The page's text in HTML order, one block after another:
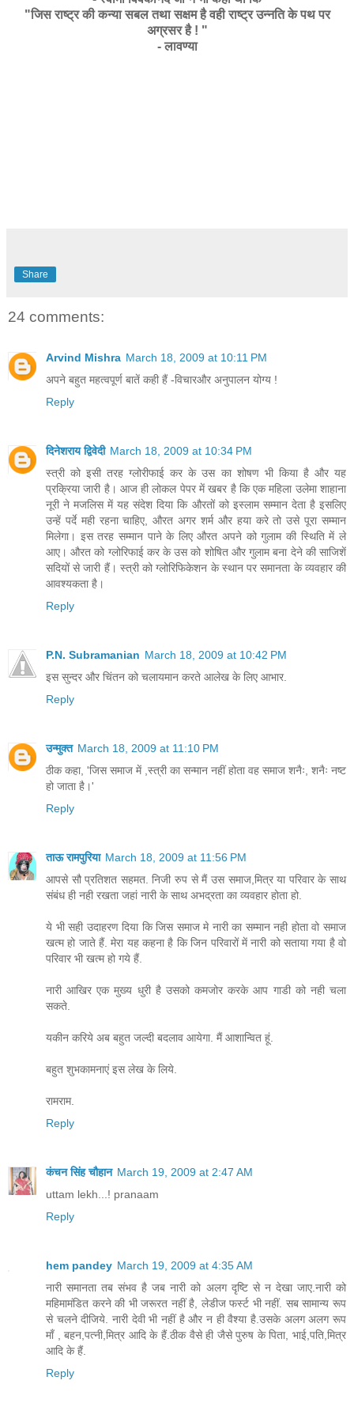
"जिस राष्ट्र की कन्या सबल तथा सक्षम है वही राष्ट्र उन्नति के पथ पर
अग्रसर है ! "
- लावण्या
Share
24 comments:
Arvind Mishra March 18, 2009 at 10:11 PM
अपने बहुत महत्वपूर्ण बातें कही हैं -विचारऔर अनुपालन योग्य !
Reply
दिनेशराय द्विवेदी March 18, 2009 at 10:34 PM
स्त्री को इसी तरह ग्लोरीफाई कर के उस का शोषण भी किया है और यह
प्रक्रिया जारी है। आज ही लोकल पेपर में खबर है कि एक महिला उलेमा शाहाना
नूरी ने मजलिस में यह संदेश दिया कि औरतों को इस्लाम सम्मान देता है इसलिए
उन्हें पर्दे मही रहना चाहिए, औरत अगर शर्म और हया करे तो उसे पूरा सम्मान
मिलेगा। इस तरह सम्मान पाने के लिए औरत अपने को गुलाम की स्थिति में ले
आए। औरत को ग्लोरिफाई कर के उस को शोषित और गुलाम बना देने की साजिशें
सदियों से जारी हैं। स्त्री को ग्लोरिफिकेशन के स्थान पर समानता के व्यवहार की
आवश्यकता है।
Reply
P.N. Subramanian March 18, 2009 at 10:42 PM
इस सुन्दर और चिंतन को चलायमान करते आलेख के लिए आभार.
Reply
उन्मुक्त March 18, 2009 at 11:10 PM
ठीक कहा, 'जिस समाज में ,स्त्री का सन्मान नहीं होता वह समाज शनैः, शनैः नष्ट
हो जाता है।'
Reply
ताऊ रामपुरिया March 18, 2009 at 11:56 PM
आपसे सौ प्रतिशत सहमत. निजी रुप से मैं उस समाज,मित्र या परिवार के साथ
संबंध ही नही रखता जहां नारी के साथ अभद्रता का व्यवहार होता हो.
ये भी सही उदाहरण दिया कि जिस समाज मे नारी का सम्मान नही होता वो समाज
खत्म हो जाते हैं. मेरा यह कहना है कि जिन परिवारों में नारी को सताया गया है वो
परिवार भी खत्म हो गये हैं.
नारी आखिर एक मुख्य धुरी है उसको कमजोर करके आप गाडी को नही चला
सकते.
यकीन करिये अब बहुत जल्दी बदलाव आयेगा. मैं आशान्वित हूं.
बहुत शुभकामनाएं इस लेख के लिये.
रामराम.
Reply
कंचन सिंह चौहान March 19, 2009 at 2:47 AM
uttam lekh...! pranaam
Reply
hem pandey March 19, 2009 at 4:35 AM
नारी समानता तब संभव है जब नारी को अलग दृष्टि से न देखा जाए.नारी को
महिमामंडित करने की भी जरूरत नहीं है, लेडीज फर्स्ट भी नहीं. सब सामान्य रूप
से चलने दीजिये. नारी देवी भी नहीं है और न ही वैश्या है.उसके अलग अलग रूप
माँ , बहन,पत्नी,मित्र आदि के हैं.ठीक वैसे ही जैसे पुरुष के पिता, भाई,पति,मित्र
आदि के हैं.
Reply